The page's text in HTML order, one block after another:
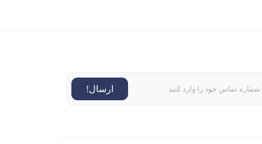
ارسال!